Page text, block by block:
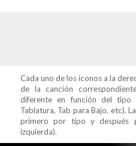
Cada uno de los iconos a la
de la canción
diferente en función del tipo
Tablatura, Tab para Bajo, etc).
primero por tipo y después
izquierda).